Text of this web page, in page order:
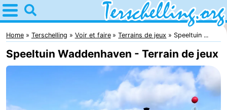
Home
Terschelling
Astuces
les
Villages
Home Terschelling Voir et faire Terrains de jeux Speeltuin ...
Speeltuin Waddenhaven - Terrain de jeux